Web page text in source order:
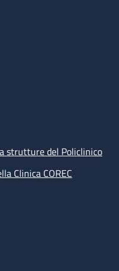
strutture del Policlinico
Clinica COREC